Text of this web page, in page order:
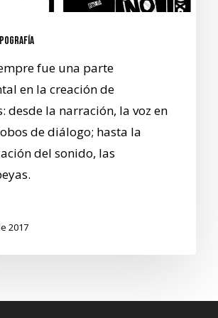
fue una parte
en la creación de
desde la narración, la voz en
de diálogo; hasta la
del sonido, las
2017